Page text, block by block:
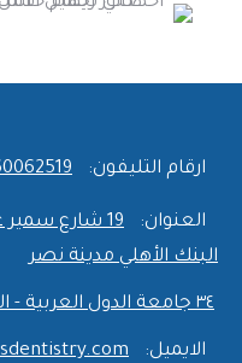
ارقام التليفون:
العنوان:
19 شارع سمير
البنك الأهلي مدينة نصر
٣٤ جامعة الدول العربية - الدور الثالث - المهندسين
الايميل: